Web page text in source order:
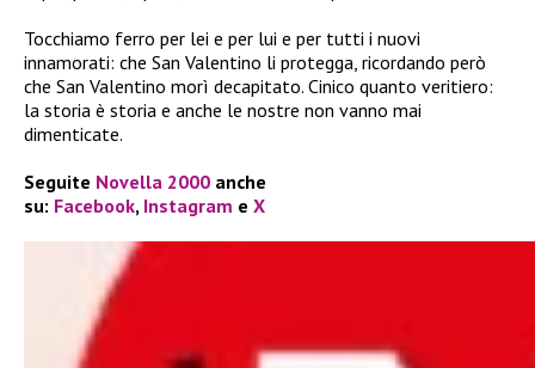
Tocchiamo ferro per lei e per lui e per tutti i nuovi
innamorati: che San Valentino li protegga, ricordando però
che San Valentino morì decapitato. Cinico quanto veritiero:
la storia è storia e anche le nostre non vanno mai
dimenticate.
Seguite Novella 2000 anche
su: Facebook, Instagram e X